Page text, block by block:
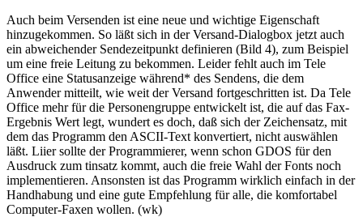
Auch beim Versenden ist eine neue und wichtige Eigenschaft
hinzugekommen. So läßt sich in der Versand-Dialogbox jetzt auch
ein abweichender Sendezeitpunkt definieren (Bild 4), zum Beispiel
um eine freie Leitung zu bekommen. Leider fehlt auch im Tele
Office eine Statusanzeige während* des Sendens, die dem
Anwender mitteilt, wie weit der Versand fortgeschritten ist. Da Tele
Office mehr für die Personengruppe entwickelt ist, die auf das Fax-
Ergebnis Wert legt, wundert es doch, daß sich der Zeichensatz, mit
dem das Programm den ASCII-Text konvertiert, nicht auswählen
läßt. Liier sollte der Programmierer, wenn schon GDOS für den
Ausdruck zum tinsatz kommt, auch die freie Wahl der Fonts noch
implementieren. Ansonsten ist das Programm wirklich einfach in der
Handhabung und eine gute Empfehlung für alle, die komfortabel
Computer-Faxen wollen. (wk)